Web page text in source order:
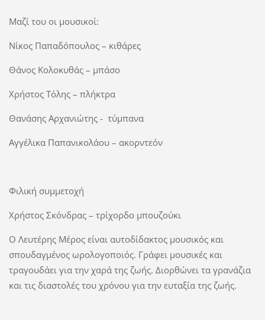
Μαζί του οι μουσικοί:
Νίκος Παπαδόπουλος – κιθάρες
Θάνος Κολοκυθάς – μπάσο
Χρήστος Τόλης – πλήκτρα
Θανάσης Αρχανιώτης - τύμπανα
Αγγέλικα Παπανικολάου – ακορντεόν
Φιλική συμμετοχή
Χρήστος Σκόνδρας – τρίχορδο μπουζούκι
Ο Λευτέρης Μέρος είναι αυτοδίδακτος μουσικός και
σπουδαγμένος ωρολογοποιός. Γράφει μουσικές και
τραγουδάει για την χαρά της ζωής. Διορθώνει τα γρανάζια
και τις διαστολές του χρόνου για την ευταξία της ζωής.